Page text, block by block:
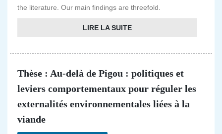
the literature. Our main findings are threefold.
LIRE LA SUITE
Thèse : Au-delà de Pigou : politiques et
leviers comportementaux pour réguler les
externalités environnementales liées à la
viande